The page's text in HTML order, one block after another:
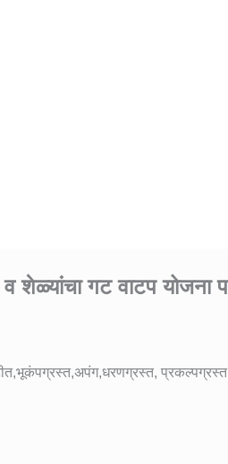
व शेळ्यांचा गट वाटप योजना